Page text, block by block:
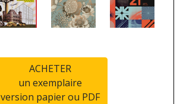
ACHETER
un exemplaire
version papier ou PDF